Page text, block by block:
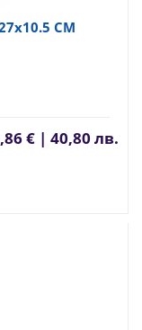
СМ
€ | 40,80 лв.